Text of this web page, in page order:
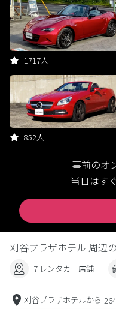
1717人
852人
事前のオ
当日はす
刈谷プラザホテル 周辺
7 レンタカー店舗
刈谷プラザホテルから